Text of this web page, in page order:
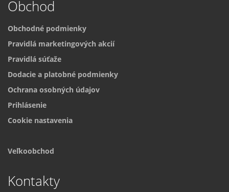
Obchod
Obchodné podmienky
Pravidlá marketingových akcií
Pravidlá súťaže
Dodacie a platobné podmienky
Ochrana osobných údajov
Prihlásenie
Cookie nastavenia
Veľkoobchod
Kontakty